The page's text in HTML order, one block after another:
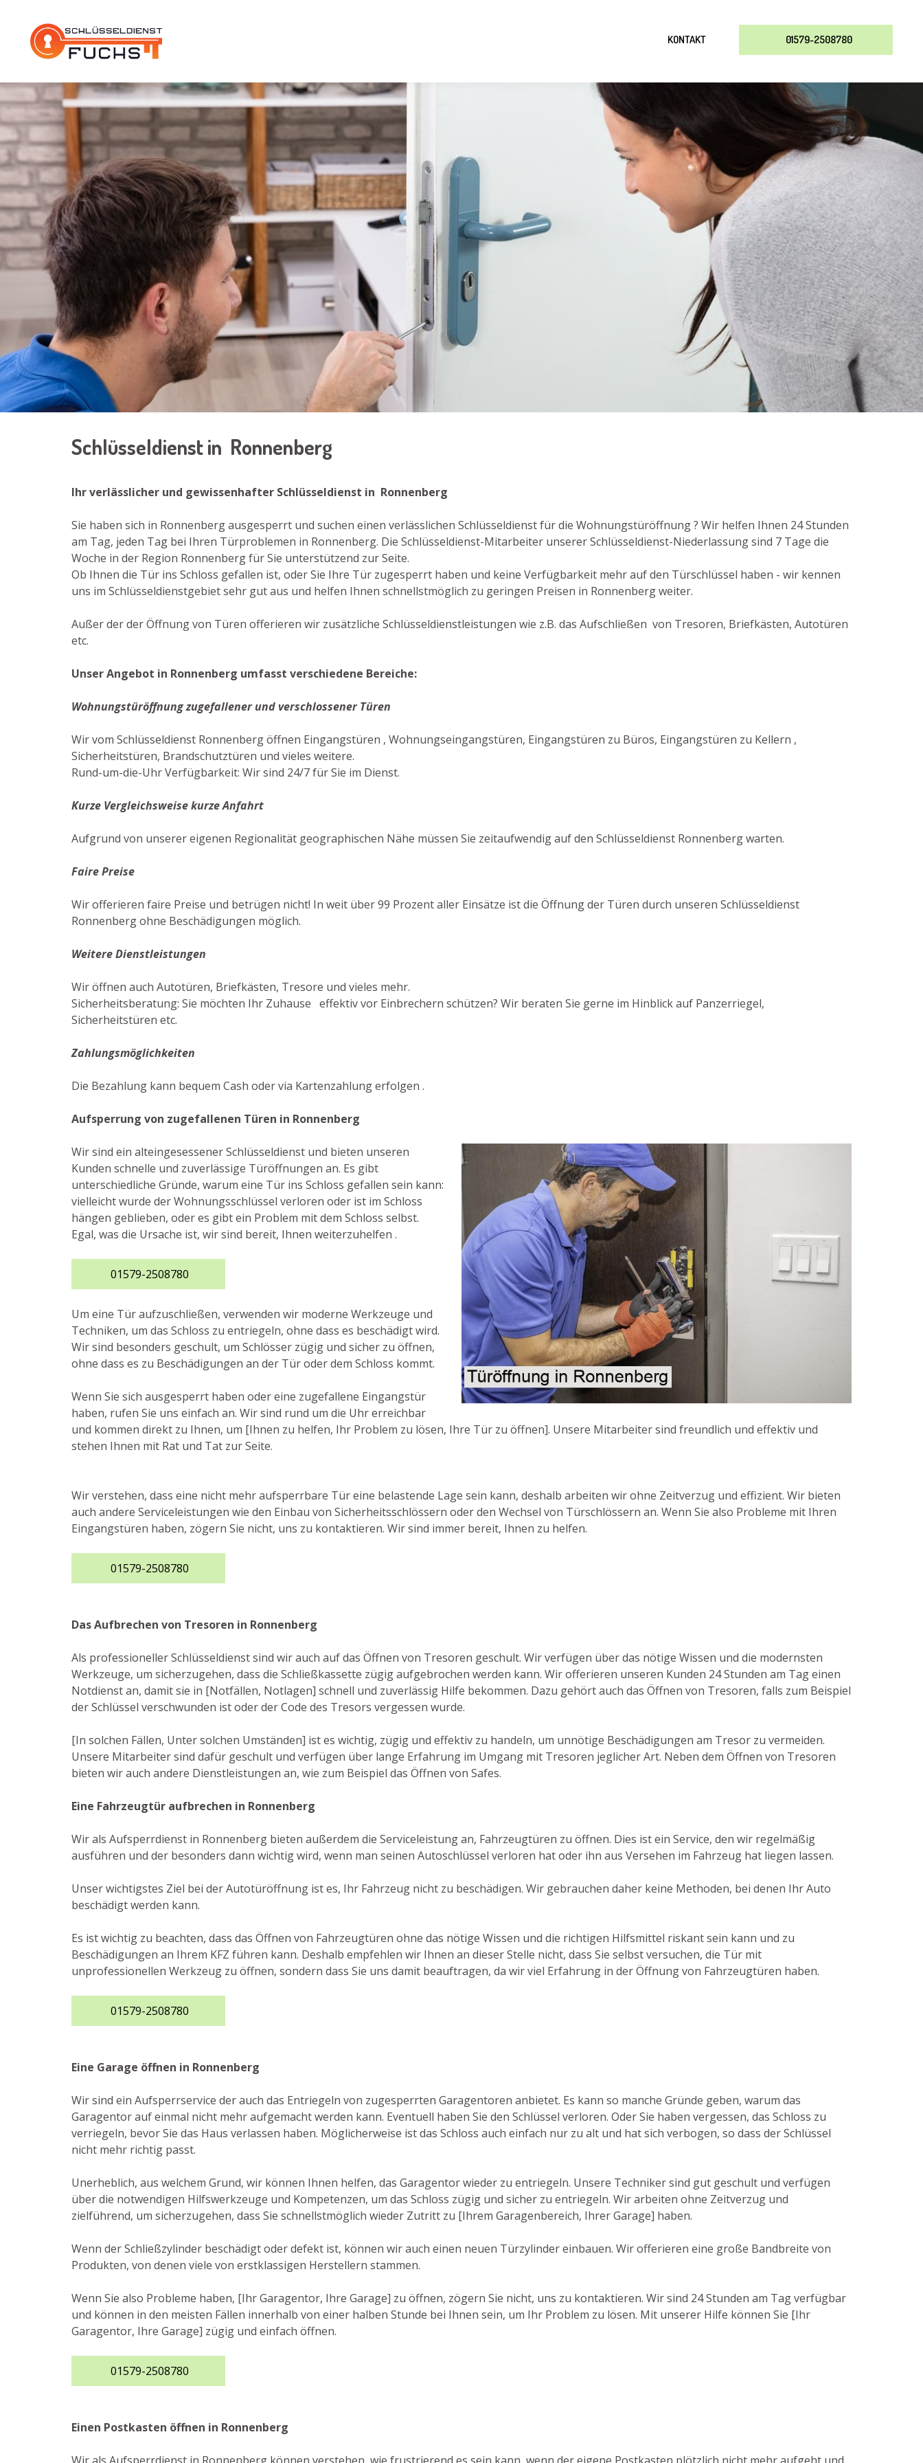
KONTAKT 01579-2508780
Schlüsseldienst in Ronnenberg
Ihr verlässlicher und gewissenhafter Schlüsseldienst in Ronnenberg
Sie haben sich in Ronnenberg ausgesperrt und suchen einen verlässlichen Schlüsseldienst für die Wohnungstüröffnung ? Wir helfen Ihnen 24 Stunden
am Tag, jeden Tag bei Ihren Türproblemen in Ronnenberg. Die Schlüsseldienst-Mitarbeiter unserer Schlüsseldienst-Niederlassung sind 7 Tage die
Woche in der Region Ronnenberg für Sie unterstützend zur Seite.
Ob Ihnen die Tür ins Schloss gefallen ist, oder Sie Ihre Tür zugesperrt haben und keine Verfügbarkeit mehr auf den Türschlüssel haben - wir kennen
uns im Schlüsseldienstgebiet sehr gut aus und helfen Ihnen schnellstmöglich zu geringen Preisen in Ronnenberg weiter.
Außer der der Öffnung von Türen offerieren wir zusätzliche Schlüsseldienstleistungen wie z.B. das Aufschließen von Tresoren, Briefkästen, Autotüren
etc.
Unser Angebot in Ronnenberg umfasst verschiedene Bereiche:
Wohnungstüröffnung zugefallener und verschlossener Türen
Wir vom Schlüsseldienst Ronnenberg öffnen Eingangstüren , Wohnungseingangstüren, Eingangstüren zu Büros, Eingangstüren zu Kellern ,
Sicherheitstüren, Brandschutztüren und vieles weitere.
Rund-um-die-Uhr Verfügbarkeit: Wir sind 24/7 für Sie im Dienst.
Kurze Vergleichsweise kurze Anfahrt
Aufgrund von unserer eigenen Regionalität geographischen Nähe müssen Sie zeitaufwendig auf den Schlüsseldienst Ronnenberg warten.
Faire Preise
Wir offerieren faire Preise und betrügen nicht! In weit über 99 Prozent aller Einsätze ist die Öffnung der Türen durch unseren Schlüsseldienst
Ronnenberg ohne Beschädigungen möglich.
Weitere Dienstleistungen
Wir öffnen auch Autotüren, Briefkästen, Tresore und vieles mehr.
Sicherheitsberatung: Sie möchten Ihr Zuhause effektiv vor Einbrechern schützen? Wir beraten Sie gerne im Hinblick auf Panzerriegel,
Sicherheitstüren etc.
Zahlungsmöglichkeiten
Die Bezahlung kann bequem Cash oder via Kartenzahlung erfolgen .
Aufsperrung von zugefallenen Türen in Ronnenberg
Wir sind ein alteingesessener Schlüsseldienst und bieten unseren
Kunden schnelle und zuverlässige Türöffnungen an. Es gibt
unterschiedliche Gründe, warum eine Tür ins Schloss gefallen sein kann:
vielleicht wurde der Wohnungsschlüssel verloren oder ist im Schloss
hängen geblieben, oder es gibt ein Problem mit dem Schloss selbst.
Egal, was die Ursache ist, wir sind bereit, Ihnen weiterzuhelfen .
01579-2508780
Um eine Tür aufzuschließen, verwenden wir moderne Werkzeuge und
Techniken, um das Schloss zu entriegeln, ohne dass es beschädigt wird.
Wir sind besonders geschult, um Schlösser zügig und sicher zu öffnen,
ohne dass es zu Beschädigungen an der Tür oder dem Schloss kommt.
Wenn Sie sich ausgesperrt haben oder eine zugefallene Eingangstür
haben, rufen Sie uns einfach an. Wir sind rund um die Uhr erreichbar
und kommen direkt zu Ihnen, um [Ihnen zu helfen, Ihr Problem zu lösen, Ihre Tür zu öffnen]. Unsere Mitarbeiter sind freundlich und effektiv und
stehen Ihnen mit Rat und Tat zur Seite.
Wir verstehen, dass eine nicht mehr aufsperrbare Tür eine belastende Lage sein kann, deshalb arbeiten wir ohne Zeitverzug und effizient. Wir bieten
auch andere Serviceleistungen wie den Einbau von Sicherheitsschlössern oder den Wechsel von Türschlössern an. Wenn Sie also Probleme mit Ihren
Eingangstüren haben, zögern Sie nicht, uns zu kontaktieren. Wir sind immer bereit, Ihnen zu helfen.
01579-2508780
Das Aufbrechen von Tresoren in Ronnenberg
Als professioneller Schlüsseldienst sind wir auch auf das Öffnen von Tresoren geschult. Wir verfügen über das nötige Wissen und die modernsten
Werkzeuge, um sicherzugehen, dass die Schließkassette zügig aufgebrochen werden kann. Wir offerieren unseren Kunden 24 Stunden am Tag einen
Notdienst an, damit sie in [Notfällen, Notlagen] schnell und zuverlässig Hilfe bekommen. Dazu gehört auch das Öffnen von Tresoren, falls zum Beispiel
der Schlüssel verschwunden ist oder der Code des Tresors vergessen wurde.
[In solchen Fällen, Unter solchen Umständen] ist es wichtig, zügig und effektiv zu handeln, um unnötige Beschädigungen am Tresor zu vermeiden.
Unsere Mitarbeiter sind dafür geschult und verfügen über lange Erfahrung im Umgang mit Tresoren jeglicher Art. Neben dem Öffnen von Tresoren
bieten wir auch andere Dienstleistungen an, wie zum Beispiel das Öffnen von Safes.
Eine Fahrzeugtür aufbrechen in Ronnenberg
Wir als Aufsperrdienst in Ronnenberg bieten außerdem die Serviceleistung an, Fahrzeugtüren zu öffnen. Dies ist ein Service, den wir regelmäßig
ausführen und der besonders dann wichtig wird, wenn man seinen Autoschlüssel verloren hat oder ihn aus Versehen im Fahrzeug hat liegen lassen.
Unser wichtigstes Ziel bei der Autotüröffnung ist es, Ihr Fahrzeug nicht zu beschädigen. Wir gebrauchen daher keine Methoden, bei denen Ihr Auto
beschädigt werden kann.
Es ist wichtig zu beachten, dass das Öffnen von Fahrzeugtüren ohne das nötige Wissen und die richtigen Hilfsmittel riskant sein kann und zu
Beschädigungen an Ihrem KFZ führen kann. Deshalb empfehlen wir Ihnen an dieser Stelle nicht, dass Sie selbst versuchen, die Tür mit
unprofessionellen Werkzeug zu öffnen, sondern dass Sie uns damit beauftragen, da wir viel Erfahrung in der Öffnung von Fahrzeugtüren haben.
01579-2508780
Eine Garage öffnen in Ronnenberg
Wir sind ein Aufsperrservice der auch das Entriegeln von zugesperrten Garagentoren anbietet. Es kann so manche Gründe geben, warum das
Garagentor auf einmal nicht mehr aufgemacht werden kann. Eventuell haben Sie den Schlüssel verloren. Oder Sie haben vergessen, das Schloss zu
verriegeln, bevor Sie das Haus verlassen haben. Möglicherweise ist das Schloss auch einfach nur zu alt und hat sich verbogen, so dass der Schlüssel
nicht mehr richtig passt.
Unerheblich, aus welchem Grund, wir können Ihnen helfen, das Garagentor wieder zu entriegeln. Unsere Techniker sind gut geschult und verfügen
über die notwendigen Hilfswerkzeuge und Kompetenzen, um das Schloss zügig und sicher zu entriegeln. Wir arbeiten ohne Zeitverzug und
zielführend, um sicherzugehen, dass Sie schnellstmöglich wieder Zutritt zu [Ihrem Garagenbereich, Ihrer Garage] haben.
Wenn der Schließzylinder beschädigt oder defekt ist, können wir auch einen neuen Türzylinder einbauen. Wir offerieren eine große Bandbreite von
Produkten, von denen viele von erstklassigen Herstellern stammen.
Wenn Sie also Probleme haben, [Ihr Garagentor, Ihre Garage] zu öffnen, zögern Sie nicht, uns zu kontaktieren. Wir sind 24 Stunden am Tag verfügbar
und können in den meisten Fällen innerhalb von einer halben Stunde bei Ihnen sein, um Ihr Problem zu lösen. Mit unserer Hilfe können Sie [Ihr
Garagentor, Ihre Garage] zügig und einfach öffnen.
01579-2508780
Einen Postkasten öffnen in Ronnenberg